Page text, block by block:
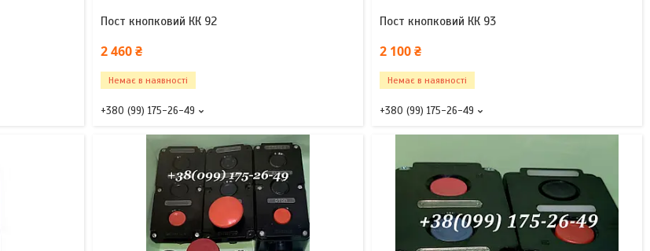
Пост кнопковий КК 92
2 460 ₴
Немає в наявності
+380 (99) 175-26-49
Пост кнопковий КК 93
2 100 ₴
Немає в наявності
+380 (99) 175-26-49